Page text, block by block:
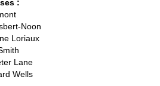
:
Noon
Loriaux
Lane
Wells